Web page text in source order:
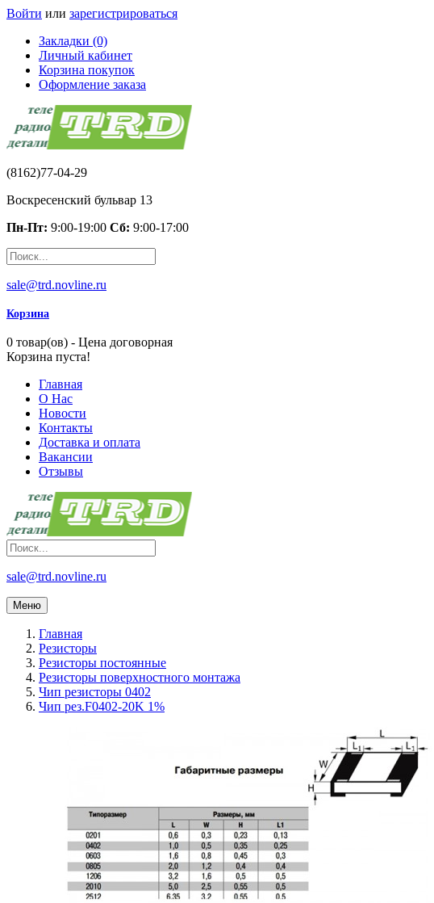
Войти или зарегистрироваться
Закладки (0)
Личный кабинет
Корзина покупок
Оформление заказа
(8162)77-04-29
Воскресенский бульвар 13
Пн-Пт: 9:00-19:00 Сб: 9:00-17:00
sale@trd.novline.ru
Корзина
0 товар(ов) - Цена договорная
Корзина пуста!
Главная
О Нас
Новости
Контакты
Доставка и оплата
Вакансии
Отзывы
sale@trd.novline.ru
Меню
Главная
Резисторы
Резисторы постоянные
Резисторы поверхностного монтажа
Чип резисторы 0402
Чип рез.F0402-20K 1%